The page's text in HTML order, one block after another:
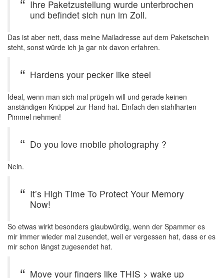
Ihre Paketzustellung wurde unterbrochen
und befindet sich nun im Zoll.
Das ist aber nett, dass meine Mailadresse auf dem Paketschein
steht, sonst würde ich ja gar nix davon erfahren.
Hardens your pecker like steel
Ideal, wenn man sich mal prügeln will und gerade keinen
anständigen Knüppel zur Hand hat. Einfach den stahlharten
Pimmel nehmen!
Do you love mobile photography ?
Nein.
It’s High Time To Protect Your Memory
Now!
So etwas wirkt besonders glaubwürdig, wenn der Spammer es
mir immer wieder mal zusendet, weil er vergessen hat, dass er es
mir schon längst zugesendet hat.
Move your fingers like THIS > wake up